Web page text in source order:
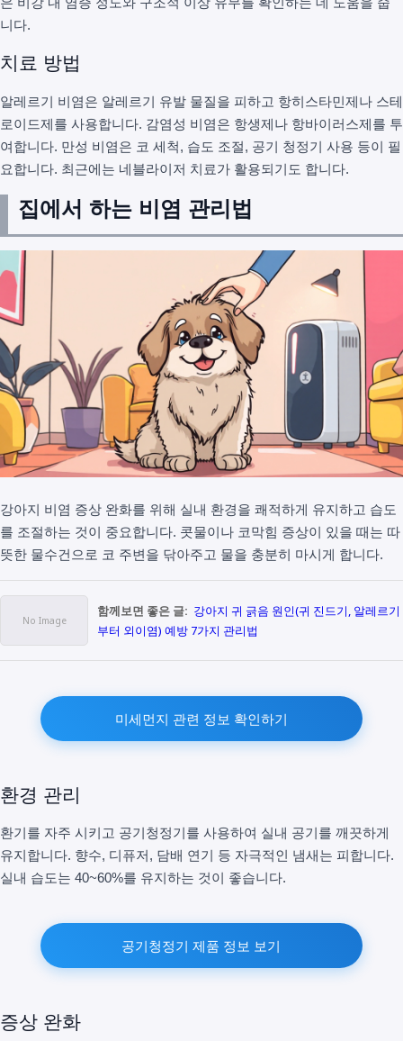
니다.
치료 방법
알레르기 비염은 알레르기 유발 물질을 피하고 항히스타민제나 스테
로이드제를 사용합니다. 감염성 비염은 항생제나 항바이러스제를 투
여합니다. 만성 비염은 코 세척, 습도 조절, 공기 청정기 사용 등이 필
요합니다. 최근에는 네블라이저 치료가 활용되기도 합니다.
집에서 하는 비염 관리법
강아지 비염 증상 완화를 위해 실내 환경을 쾌적하게 유지하고 습도
를 조절하는 것이 중요합니다. 콧물이나 코막힘 증상이 있을 때는 따
뜻한 물수건으로 코 주변을 닦아주고 물을 충분히 마시게 합니다.
함께보면 좋은 글: 강아지 귀 긁음 원인(귀 진드기, 알레르기
부터 외이염) 예방 7가지 관리법
미세먼지 관련 정보 확인하기
환경 관리
환기를 자주 시키고 공기청정기를 사용하여 실내 공기를 깨끗하게
유지합니다. 향수, 디퓨저, 담배 연기 등 자극적인 냄새는 피합니다.
실내 습도는 40~60%를 유지하는 것이 좋습니다.
공기청정기 제품 정보 보기
증상 완화